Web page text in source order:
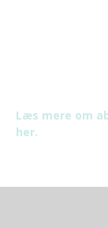
Læs mere om
her.